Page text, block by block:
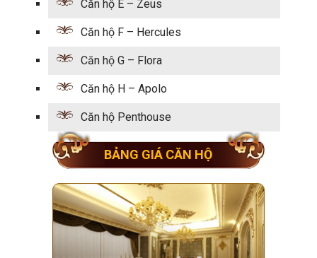
Căn hộ E – Zeus
Căn hộ F – Hercules
Căn hộ G – Flora
Căn hộ H – Apolo
Căn hộ Penthouse
BẢNG GIÁ CĂN HỘ